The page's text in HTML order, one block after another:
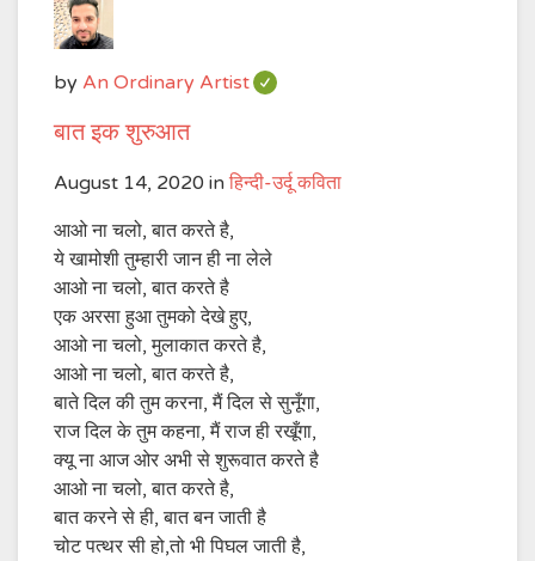
by An Ordinary Artist
बात इक शुरुआत
August 14, 2020 in हिन्दी-उर्दू कविता
आओ ना चलो, बात करते है,
ये खामोशी तुम्हारी जान ही ना लेले
आओ ना चलो, बात करते है
एक अरसा हुआ तुमको देखे हुए,
आओ ना चलो, मुलाकात करते है,
आओ ना चलो, बात करते है,
बाते दिल की तुम करना, मैं दिल से सुनूँगा,
राज दिल के तुम कहना, मैं राज ही रखूँगा,
क्यू ना आज ओर अभी से शुरूवात करते है
आओ ना चलो, बात करते है,
बात करने से ही, बात बन जाती है
चोट पत्थर सी हो,तो भी पिघल जाती है,